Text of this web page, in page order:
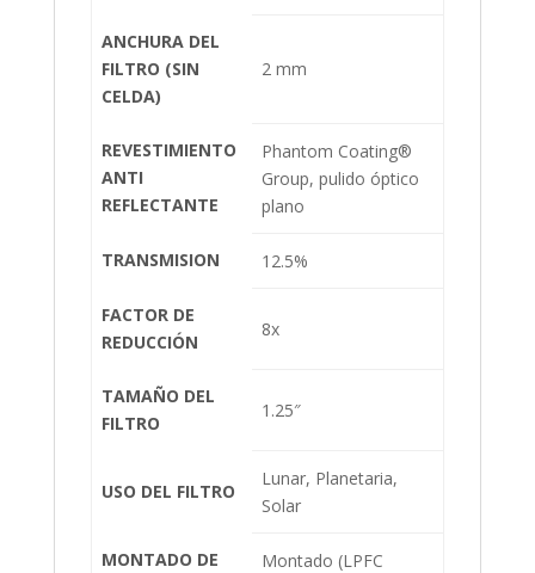
ANCHURA DEL
FILTRO (SIN
CELDA)
2 mm
REVESTIMIENTO
ANTI
REFLECTANTE
Phantom Coating®
Group, pulido óptico
plano
TRANSMISION 12.5%
FACTOR DE
REDUCCIÓN
8x
TAMAÑO DEL
FILTRO
1.25″
USO DEL FILTRO
Lunar, Planetaria,
Solar
MONTADO DE
Montado (LPFC